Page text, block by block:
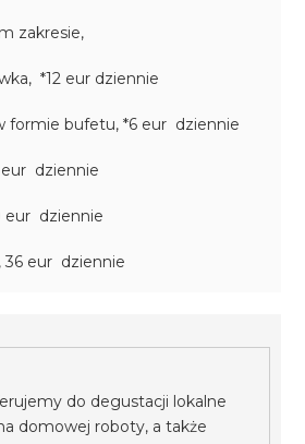
zakresie,
*12 eur dziennie
formie bufetu, *6 eur dziennie
eur dziennie
eur dziennie
36 eur dziennie
do degustacji lokalne
domowej roboty, a także